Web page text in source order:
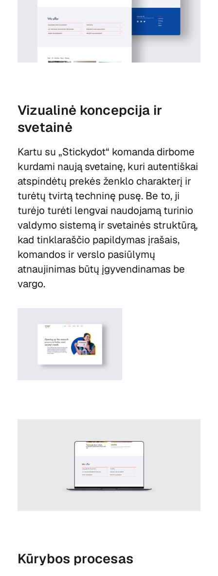
Vizualinė koncepcija ir
svetainė
Kartu su „Stickydot“ komanda dirbome
kurdami naują svetainę, kuri autentiškai
atspindėtų prekės ženklo charakterį ir
turėtų tvirtą techninę pusę. Be to, ji
turėjo turėti lengvai naudojamą turinio
valdymo sistemą ir svetainės struktūrą,
kad tinklaraščio papildymas įrašais,
komandos ir verslo pasiūlymų
atnaujinimas būtų įgyvendinamas be
vargo.
Kūrybos procesas